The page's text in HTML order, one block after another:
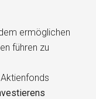
ermöglichen
führen zu